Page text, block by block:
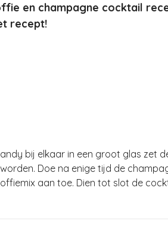
en champagne cocktail
recept!
bij elkaar in een groot glas zet
Doe na enige tijd de
aan toe. Dien tot slot de